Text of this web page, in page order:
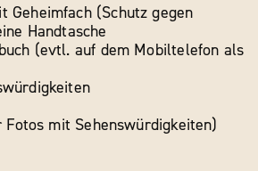
Geheimfach (Schutz gegen
Handtasche
(evtl. auf dem Mobiltelefon als
mit Sehenswürdigkeiten)